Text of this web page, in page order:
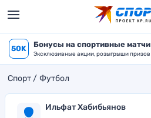
50K Бонусы на спортивные матчи
Эксклюзивные акции, розыгрыши призов
Спорт Футбол
Ильфат Хабибьянов